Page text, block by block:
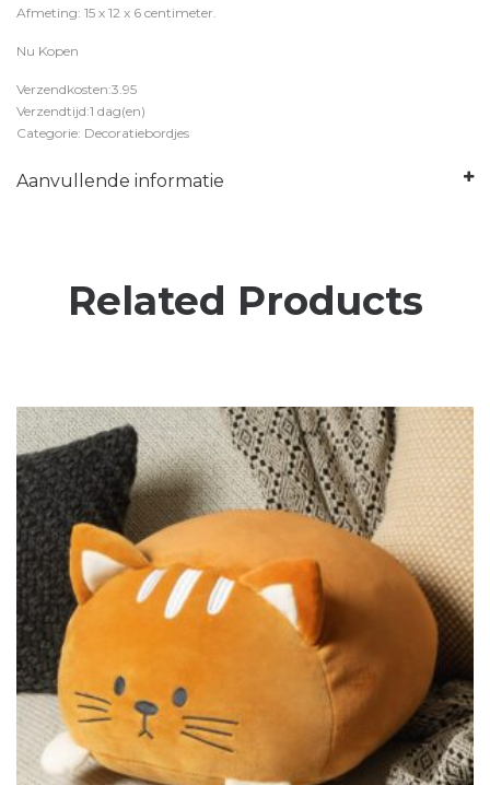
Afmeting: 15 x 12 x 6 centimeter.
Nu Kopen
Verzendkosten:3.95
Verzendtijd:1 dag(en)
Categorie: Decoratiebordjes
Aanvullende informatie
Related Products